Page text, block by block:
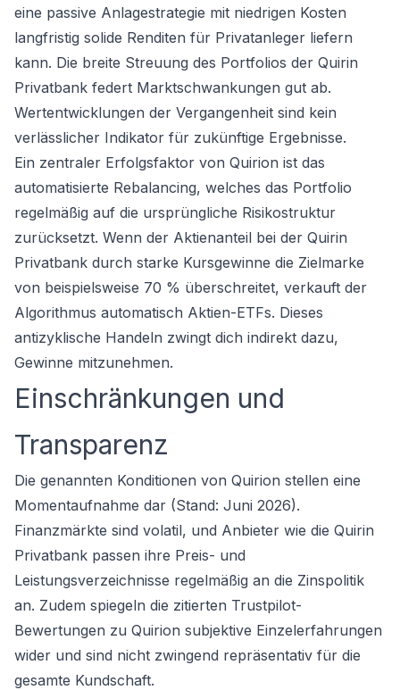
eine passive Anlagestrategie mit niedrigen Kosten
langfristig solide Renditen für Privatanleger liefern
kann. Die breite Streuung des Portfolios der Quirin
Privatbank federt Marktschwankungen gut ab.
Wertentwicklungen der Vergangenheit sind kein
verlässlicher Indikator für zukünftige Ergebnisse.
Ein zentraler Erfolgsfaktor von Quirion ist das
automatisierte Rebalancing, welches das Portfolio
regelmäßig auf die ursprüngliche Risikostruktur
zurücksetzt. Wenn der Aktienanteil bei der Quirin
Privatbank durch starke Kursgewinne die Zielmarke
von beispielsweise 70 % überschreitet, verkauft der
Algorithmus automatisch Aktien-ETFs. Dieses
antizyklische Handeln zwingt dich indirekt dazu,
Gewinne mitzunehmen.
Einschränkungen und
Transparenz
Die genannten Konditionen von Quirion stellen eine
Momentaufnahme dar (Stand: Juni 2026).
Finanzmärkte sind volatil, und Anbieter wie die Quirin
Privatbank passen ihre Preis- und
Leistungsverzeichnisse regelmäßig an die Zinspolitik
an. Zudem spiegeln die zitierten Trustpilot-
Bewertungen zu Quirion subjektive Einzelerfahrungen
wider und sind nicht zwingend repräsentativ für die
gesamte Kundschaft.